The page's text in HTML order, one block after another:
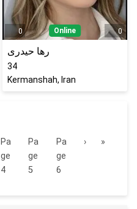
0 Online 0
رها حیدری
34
Kermanshah, Iran
Pa
ge
4
Pa
ge
5
Pa
ge
6
› »